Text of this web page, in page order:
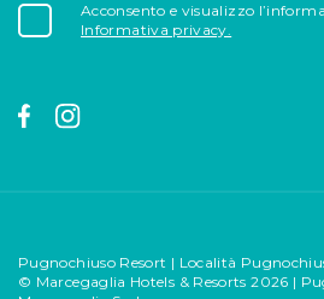
Acconsento e visualizzo
Informativa privacy.
Pugnochiuso Resort | Località
© Marcegaglia Hotels & Resorts 2026 |